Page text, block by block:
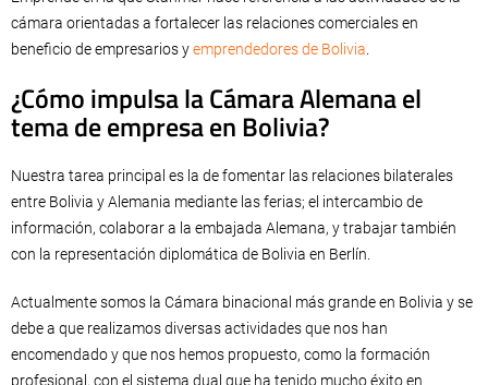
cámara orientadas a fortalecer las relaciones comerciales en
beneficio de empresarios yemprendedores de Bolivia
¿Cómo impulsa la Cámara Alemana el
tema de empresa en Bolivia?
Nuestra tarea principal es la de fomentar las relaciones bilaterales
entre Bolivia y Alemania mediante las ferias; el intercambio de
información, colaborar a la embajada Alemana, y trabajar también
con la representación diplomática de Bolivia en Berlín.
Actualmente somos la Cámara binacional más grande en Bolivia y se
debe a que realizamos diversas actividades que nos han
encomendado y que nos hemos propuesto, como la formación
profesional, con el sistema dual que ha tenido mucho éxito en